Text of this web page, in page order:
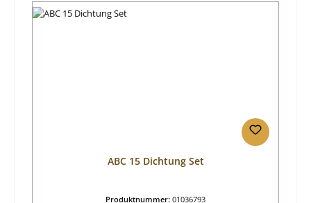
ABC 15 Dichtung Set
Produktnummer: 01036793